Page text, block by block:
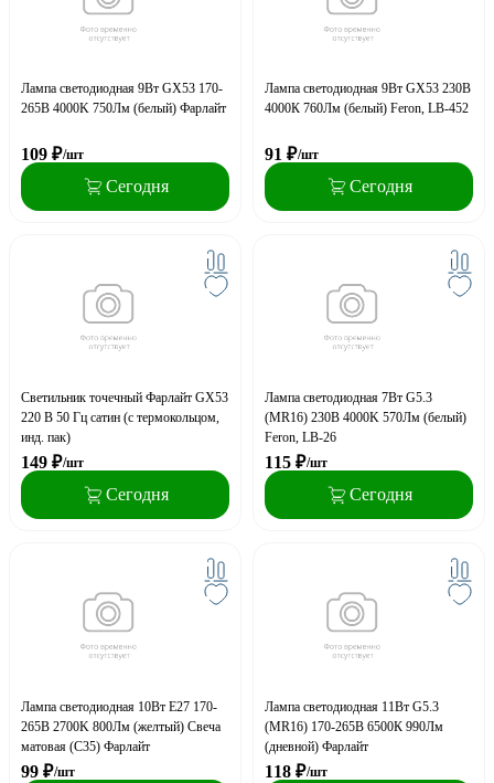
Лампа светодиодная 9Вт GX53 170-
265В 4000K 750Лм (белый) Фарлайт
109 ₽/шт
Сегодня
Лампа светодиодная 9Вт GX53 230В
4000К 760Лм (белый) Feron, LB-452
91 ₽/шт
Сегодня
Светильник точечный Фарлайт GX53
220 В 50 Гц сатин (с термокольцом,
инд. пак)
149 ₽/шт
Сегодня
Лампа светодиодная 7Вт G5.3
(MR16) 230В 4000K 570Лм (белый)
Feron, LB-26
115 ₽/шт
Сегодня
Лампа светодиодная 10Вт Е27 170-
265В 2700K 800Лм (желтый) Свеча
матовая (С35) Фарлайт
99 ₽/шт
Лампа светодиодная 11Вт G5.3
(MR16) 170-265В 6500К 990Лм
(дневной) Фарлайт
118 ₽/шт